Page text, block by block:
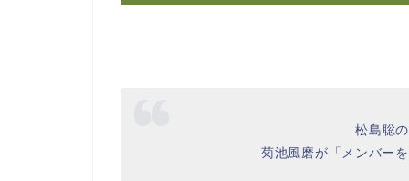
松島聡
菊池風磨が「メンバー